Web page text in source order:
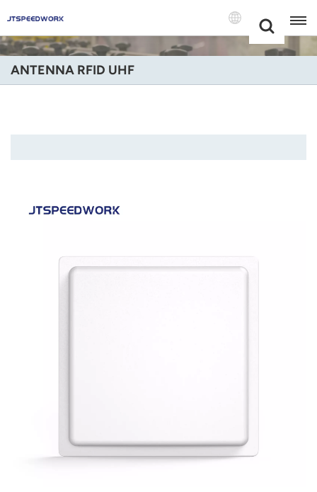
+86 -18681515767
English
ANTENNA RFID UHF